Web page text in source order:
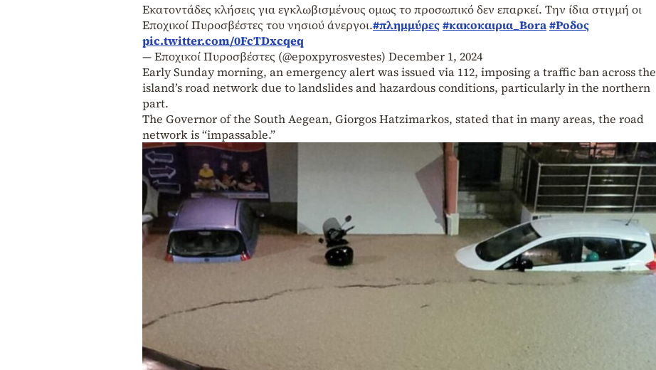
Εκατοντάδες κλήσεις για εγκλωβισμένους ομως το προσωπικό δεν επαρκεί. Την ίδια στιγμή οι
Εποχικοί Πυροσβέστες του νησιού άνεργοι.#πλημμύρες#κακοκαιρια_Bora#Ροδος
pic.twitter.com/0FcTDxcqeq
— Εποχικοί Πυροσβέστες (@epoxpyrosvestes) December 1, 2024
Early Sunday morning, an emergency alert was issued via 112, imposing a traffic ban across the
island’s road network due to landslides and hazardous conditions, particularly in the northern
part.
The Governor of the South Aegean, Giorgos Hatzimarkos, stated that in many areas, the road
network is “impassable.”